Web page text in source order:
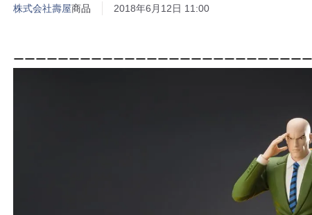
株式会社壽屋商品 2018年6月12日 11:00
ーーーーーーーーーーーーーーーーーーーーーーーーーー